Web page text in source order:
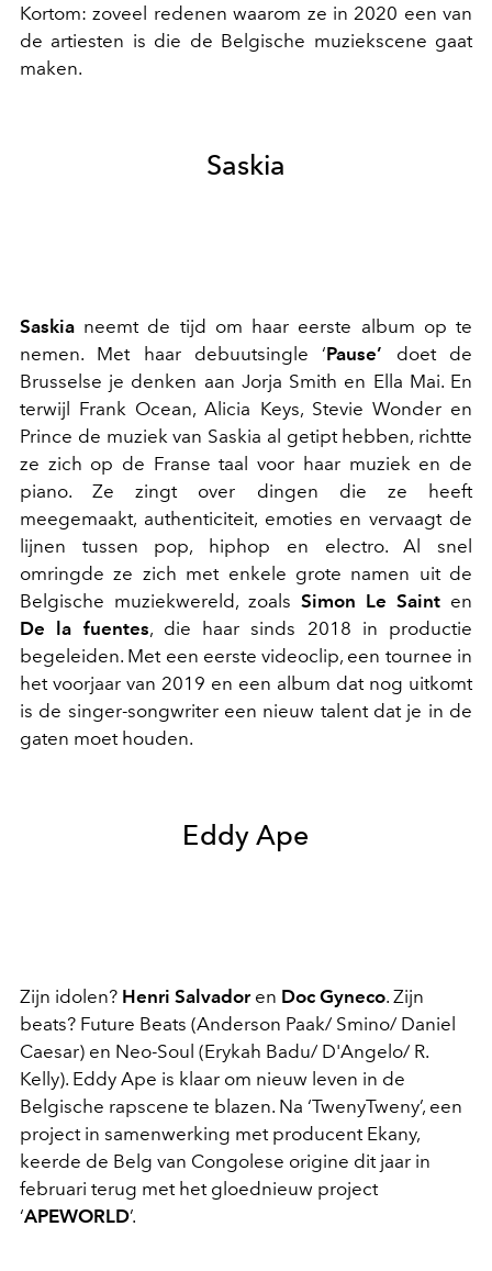
Kortom: zoveel redenen waarom ze in 2020 een van
de artiesten is die de Belgische muziekscene gaat
maken.
Saskia
Saskia neemt de tijd om haar eerste album op te
nemen. Met haar debuutsingle ‘Pause’ doet de
Brusselse je denken aan Jorja Smith en Ella Mai. En
terwijl Frank Ocean, Alicia Keys, Stevie Wonder en
Prince de muziek van Saskia al getipt hebben, richtte
ze zich op de Franse taal voor haar muziek en de
piano. Ze zingt over dingen die ze heeft
meegemaakt, authenticiteit, emoties en vervaagt de
lijnen tussen pop, hiphop en electro. Al snel
omringde ze zich met enkele grote namen uit de
Belgische muziekwereld, zoals Simon Le Saint en
De la fuentes, die haar sinds 2018 in productie
begeleiden. Met een eerste videoclip, een tournee in
het voorjaar van 2019 en een album dat nog uitkomt
is de singer-songwriter een nieuw talent dat je in de
gaten moet houden.
Eddy Ape
Zijn idolen? Henri Salvadoren Doc Gyneco. Zijn
beats? Future Beats (Anderson Paak/ Smino/ Daniel
Caesar) en Neo-Soul (Erykah Badu/ D'Angelo/ R.
Kelly). Eddy Ape is klaar om nieuw leven in de
Belgische rapscene te blazen. Na ‘TwenyTweny’, een
project in samenwerking met producent Ekany,
keerde de Belg van Congolese origine dit jaar in
februari terug met het gloednieuw project
‘APEWORLD’.